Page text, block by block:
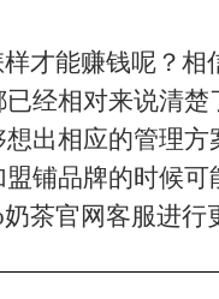
样才能赚钱呢？相
经相对来说清楚
出相应的管理方
铺品牌的时候可
茶官网客服进行